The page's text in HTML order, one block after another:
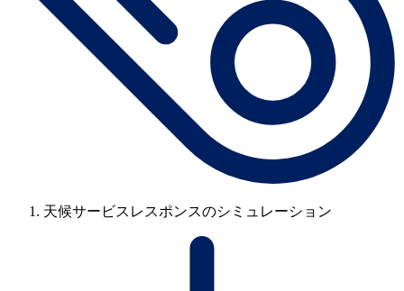
天候サービスレスポンスのシミュレーション